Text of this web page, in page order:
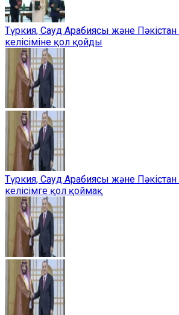
Түркия, Сауд Арабиясы және
келісіміне қол қойды
Түркия, Сауд Арабиясы және
келісімге қол қоймақ